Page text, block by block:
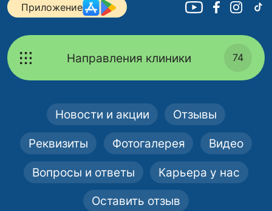
Приложение
Направления клиники 74
Новости и акции Отзывы
Реквизиты Фотогалерея Видео
Вопросы и ответы Карьера у нас
Оставить отзыв